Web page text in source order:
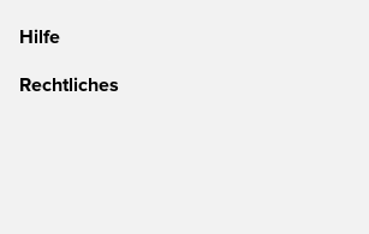
Hilfe
Rechtliches